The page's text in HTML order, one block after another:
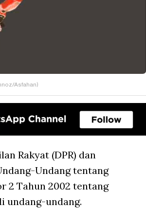
Asfahan)
Rakyat (DPR) dan
Undang tentang
2 Tahun 2002 tentang
undang-undang.